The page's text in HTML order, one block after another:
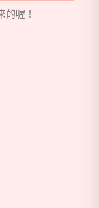
喔！